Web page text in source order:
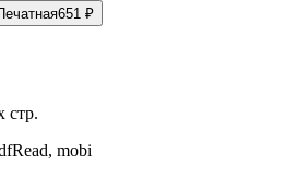
651 ₽
стр.
mobi